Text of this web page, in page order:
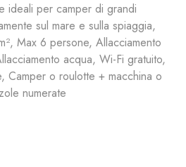
ideali per camper di grandi
sul mare e sulla spiaggia,
Max 6 persone, Allacciamento
acqua, Wi-Fi gratuito,
Camper o roulotte + macchina o
numerate